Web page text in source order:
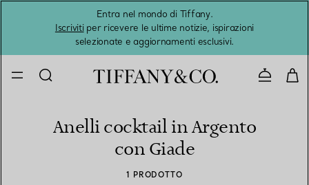
Entra nel mondo di Tiffany.
Iscrivitiper ricevere le ultime notizie, ispirazioni
selezionate e aggiornamenti esclusivi.
Anelli cocktail in Argento
con Giade
1 PRODOTTO